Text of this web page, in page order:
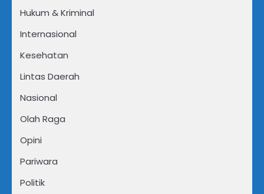
Hukum & Kriminal
Internasional
Kesehatan
Lintas Daerah
Nasional
Olah Raga
Opini
Pariwara
Politik